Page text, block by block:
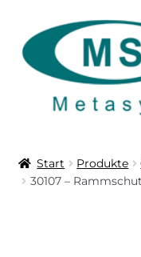
Navigation
springen
Inhalt
springen
Produkte
Start Produkte
30107 –